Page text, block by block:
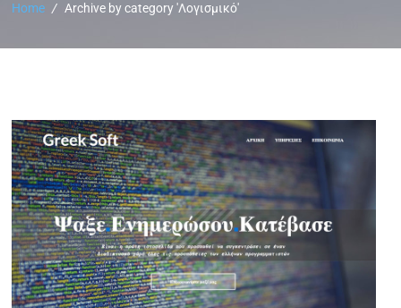
Home / Archive by category 'Λογισμικό'